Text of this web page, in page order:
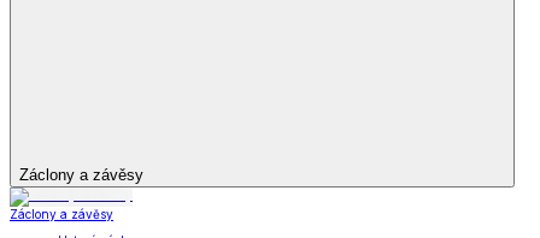
Záclony a závěsy
Záclony a závěsy